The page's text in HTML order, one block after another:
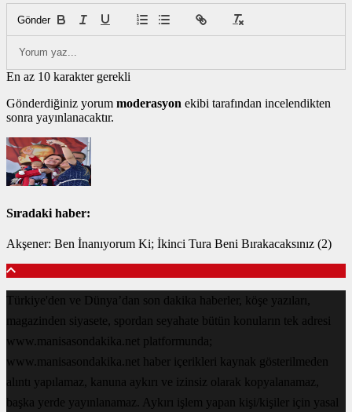
Gönder
En az 10 karakter gerekli
Gönderdiğiniz yorum moderasyon ekibi tarafından incelendikten
sonra yayınlanacaktır.
Sıradaki haber:
Akşener: Ben İnanıyorum Ki; İkinci Tura Beni Bırakacaksınız (2)
Türkiye'den ve Dünya’dan son dakika haberler, köşe yazıları,
magazinden siyasete, spordan seyahate bütün konuların tek adresi
www.manisasondakika.net platformunda;
www.manisasondakika.net haber içerikleri kaynak gösterilmeden
alıntı yapılamaz, kanuna aykırı ve izinsiz olarak kopyalanamaz,
başka yerde yayınlanamaz. Aykırı işlem yapan kişi/kişiler için yasal